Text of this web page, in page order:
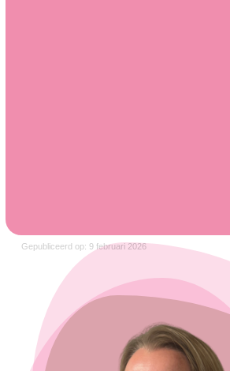
Gepubliceerd op: 9 februari 2026